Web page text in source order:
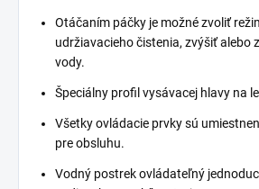
Otáčaním páčky je možné zvoliť
udržiavacieho čistenia, zvýšiť alebo
vody.
Špeciálny profil vysávacej hlavy na
Všetky ovládacie prvky sú
pre obsluhu.
Vodný postrek ovládateľný